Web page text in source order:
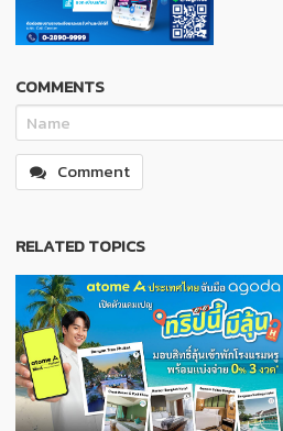
COMMENTS
Comment
RELATED TOPICS